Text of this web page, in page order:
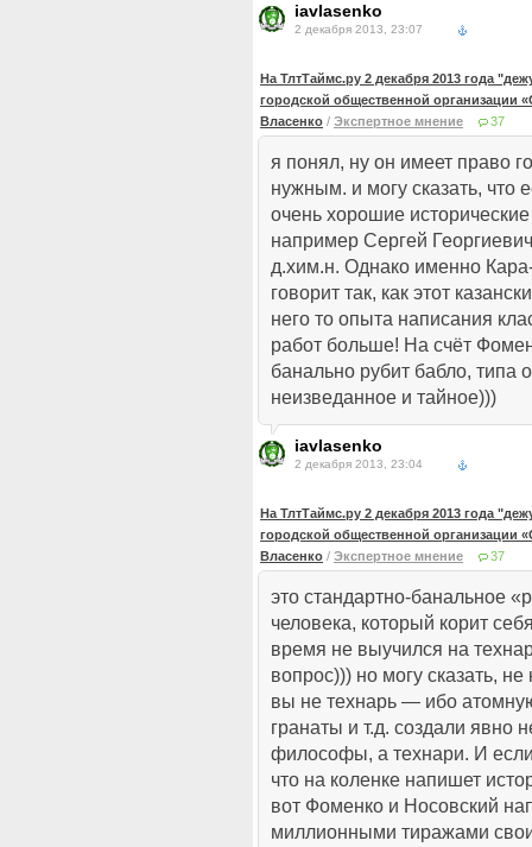
iavlasenko
2 декабря 2013, 23:07
На ТлтТаймс.ру 2 декабря 2013 года
городской общественной организации
Власенко / Экспертное мнение 37
я понял, ну он имеет право
нужным. и могу сказать, что
очень хорошие
например Сергей
д.хим.н. Однако именно
говорит так, как этот
него то опыта написания
работ больше! На счёт
банально рубит бабло, типа
неизведанное и тайное)))
iavlasenko
2 декабря 2013, 23:04
На ТлтТаймс.ру 2 декабря 2013 года
городской общественной организации
Власенко / Экспертное мнение 37
это стандартно-банальное
человека, который корит
время не выучился на
вопрос))) но могу сказать, не
вы не технарь — ибо
гранаты и т.д. создали явно
философы, а технари. И если
что на коленке напишет
вот Фоменко и Носовский
миллионными тиражами